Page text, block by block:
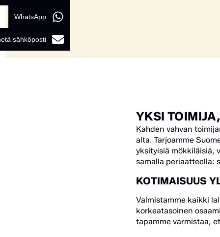
YKSI
Kahden vahvan
alta. Tarjoamme
yksityisiä mökkiläisiä,
samalla periaatteella:
KOTIMAISUUS
Valmistamme kaikki
korkeatasoinen
tapamme varmistaa,
WhatsApp
sähköposti